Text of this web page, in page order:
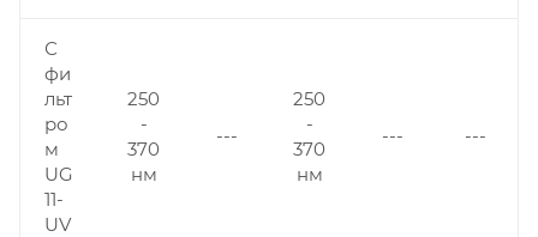
С
фи
льт
ро
м
UG
11-
UV
250
-
370
нм
---
250
-
370
нм
--- ---